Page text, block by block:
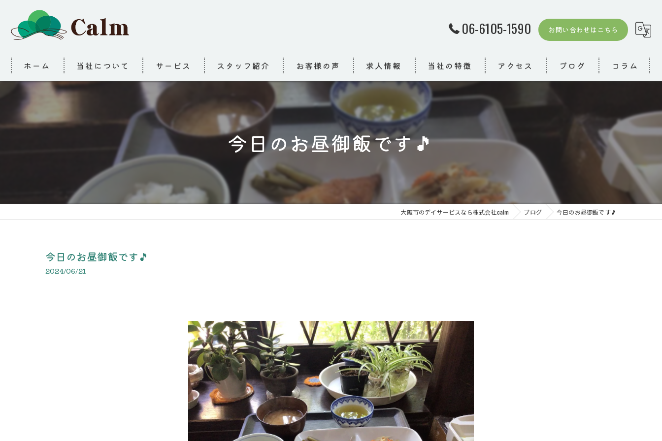
06-6105-1590 お問い合わせはこちら
ホーム 当社について サービス スタッフ紹介 お客様の声 求人情報 当社の特徴
求人
高齢者
小規模デイ
お泊り
アクセス ブログ コラム
今日のお昼御飯です🎵
大阪市のデイサービスなら株式会社calm ブログ 今日のお昼御飯です🎵
今日のお昼御飯です🎵
2024/06/21